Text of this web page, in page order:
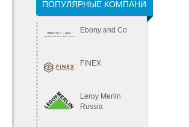
ПОПУЛЯРНЫЕ КОМПАНИ
Ebony and Co
FINEX
Leroy Merlin
Russia